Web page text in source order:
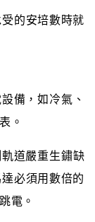
的安培數時就
備，如冷氣、
。
道嚴重生鏽缺
必須用數倍的
電。